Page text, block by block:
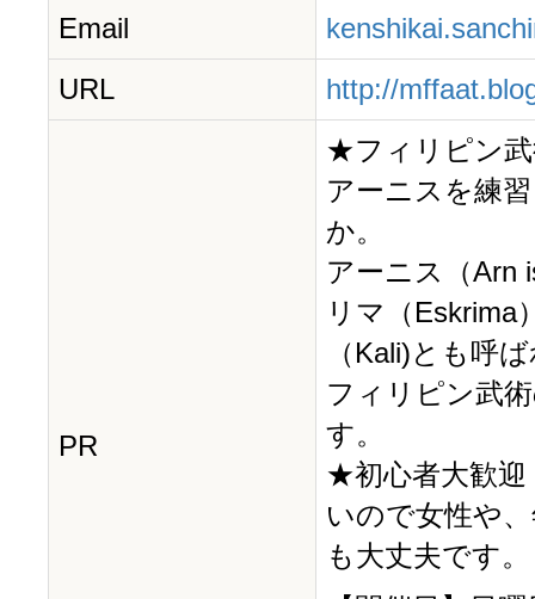
Email
URL
http://
PR
★フィリピン
アーニスを練
か。
アーニス（Arn
リマ（Eskrima
（Kali)とも呼
フィリピン武
す。
★初心者大歓迎
いので女性や
も大丈夫です。